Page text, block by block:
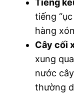
Tiếng
tiếng
hàng
Cây cối
xung
nước
thường